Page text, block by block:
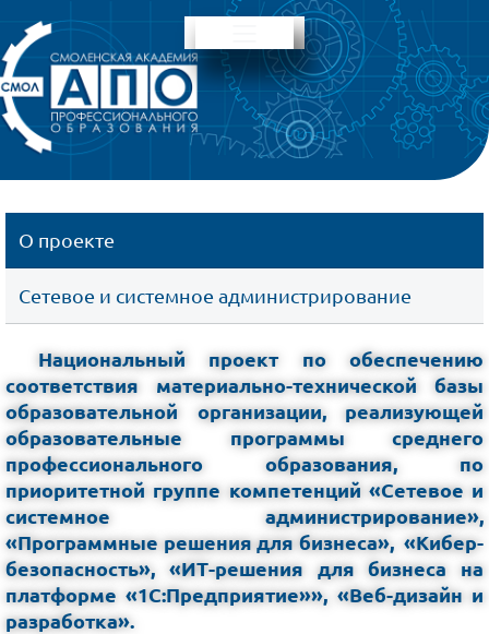
О проекте
Сетевое и системное администрирование
Национальный проект по обеспечению
соответствия материально-технической базы
образовательной организации, реализующей
образовательные программы среднего
профессионального образования, по
приоритетной группе компетенций «Сетевое и
системное администрирование»,
«Программные решения для бизнеса», «Кибер-
безопасность», «ИТ-решения для бизнеса на
платформе «1С:Предприятие»», «Веб-дизайн и
разработка».